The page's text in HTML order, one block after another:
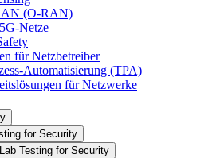
(O-RAN)
Netze
für Netzbetreiber
Automatisierung (TPA)
für Netzwerke
for Security
Lab Testing for Security